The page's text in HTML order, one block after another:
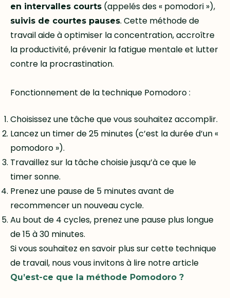
en intervalles courts (appelés des « pomodori »),
suivis de courtes pauses. Cette méthode de
travail aide à optimiser la concentration, accroître
la productivité, prévenir la fatigue mentale et lutter
contre la procrastination.
Fonctionnement de la technique Pomodoro :
Choisissez une tâche que vous souhaitez accomplir.
Lancez un timer de 25 minutes (c’est la durée d’un «
pomodoro »).
Travaillez sur la tâche choisie jusqu’à ce que le
timer sonne.
Prenez une pause de 5 minutes avant de
recommencer un nouveau cycle.
Au bout de 4 cycles, prenez une pause plus longue
de 15 à 30 minutes.
Si vous souhaitez en savoir plus sur cette technique
de travail, nous vous invitons à lire notre article
Qu’est-ce que la méthode Pomodoro ?